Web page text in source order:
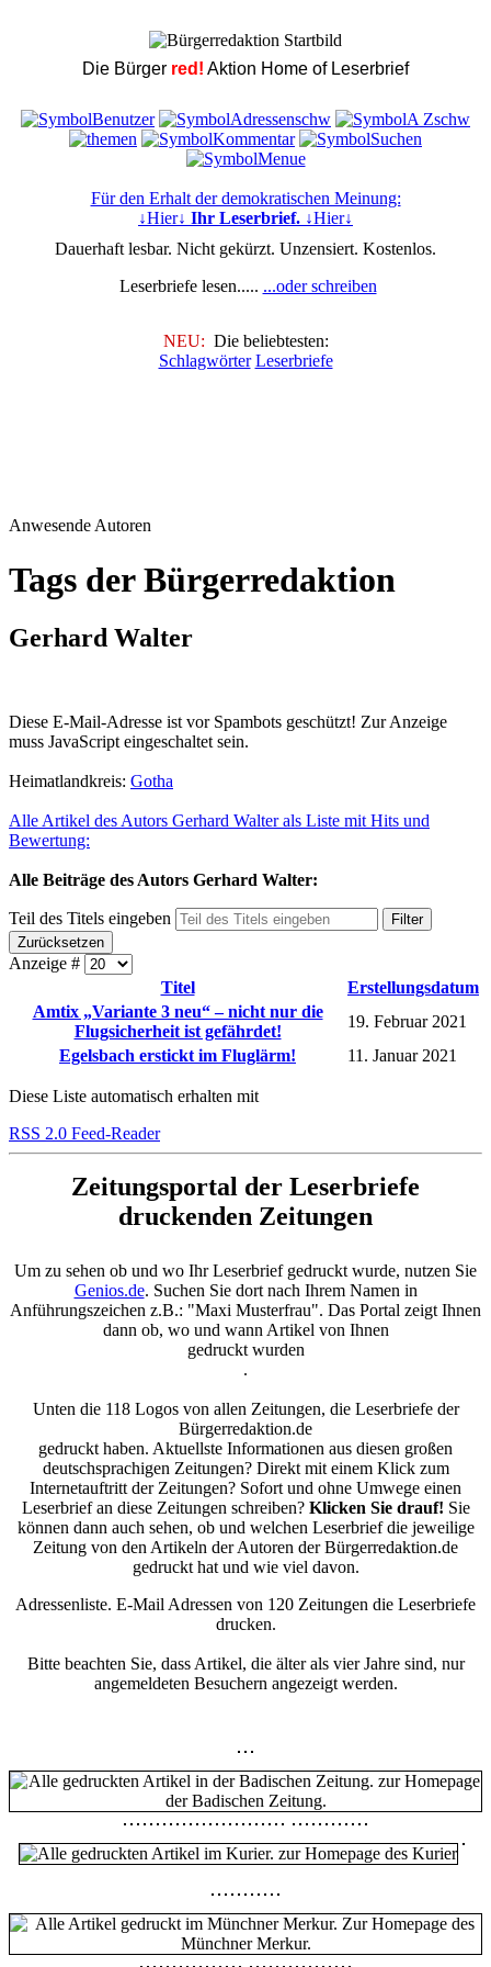
Die Bürger red! Aktion Home of Leserbrief
Für den Erhalt der demokratischen Meinung:
↓Hier↓ Ihr Leserbrief. ↓Hier↓
Dauerhaft lesbar. Nicht gekürzt. Unzensiert. Kostenlos.
Leserbriefe lesen..... ...oder schreiben
NEU: Die beliebtesten:
Schlagwörter Leserbriefe
Anwesende Autoren
Tags der Bürgerredaktion
Gerhard Walter
Diese E-Mail-Adresse ist vor Spambots geschützt! Zur Anzeige
muss JavaScript eingeschaltet sein.
Heimatlandkreis: Gotha
Alle Artikel des Autors Gerhard Walter als Liste mit Hits und
Bewertung:
Alle Beiträge des Autors Gerhard Walter:
Teil des Titels eingeben
Filter
Zurücksetzen
Anzeige #
Titel
Erstellungsdatum
Amtix „Variante 3 neu“ – nicht nur die
Flugsicherheit ist gefährdet!
19. Februar 2021
Egelsbach erstickt im Fluglärm!
11. Januar 2021
Diese Liste automatisch erhalten mit
RSS 2.0 Feed-Reader
Zeitungsportal der Leserbriefe
druckenden Zeitungen
Um zu sehen ob und wo Ihr Leserbrief gedruckt wurde, nutzen Sie
Genios.de. Suchen Sie dort nach Ihrem Namen in
Anführungszeichen z.B.: "Maxi Musterfrau". Das Portal zeigt Ihnen
dann ob, wo und wann Artikel von Ihnen
gedruckt wurden
.
Unten die 118 Logos von allen Zeitungen, die Leserbriefe der
Bürgerredaktion.de
gedruckt haben. Aktuellste Informationen aus diesen großen
deutschsprachigen Zeitungen? Direkt mit einem Klick zum
Internetauftritt der Zeitungen? Sofort und ohne Umwege einen
Leserbrief an diese Zeitungen schreiben? Klicken Sie drauf! Sie
können dann auch sehen, ob und welchen Leserbrief die jeweilige
Zeitung von den Artikeln der Autoren der Bürgerredaktion.de
gedruckt hat und wie viel davon.
Adressenliste. E-Mail Adressen von 120 Zeitungen die Leserbriefe
drucken.
Bitte beachten Sie, dass Artikel, die älter als vier Jahre sind, nur
angemeldeten Besuchern angezeigt werden.